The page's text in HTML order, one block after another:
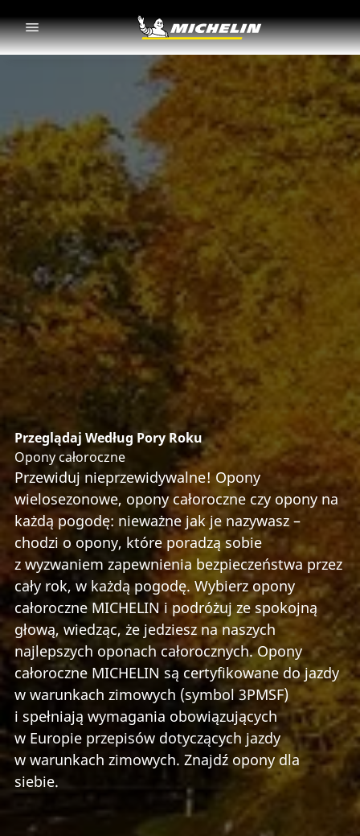
Przeglądaj Według Pory Roku
Opony całoroczne
Przewiduj nieprzewidywalne! Opony
wielosezonowe, opony całoroczne czy opony na
każdą pogodę: nieważne jak je nazywasz –
chodzi o opony, które poradzą sobie
z wyzwaniem zapewnienia bezpieczeństwa przez
cały rok, w każdą pogodę. Wybierz opony
całoroczne MICHELIN i podróżuj ze spokojną
głową, wiedząc, że jedziesz na naszych
najlepszych oponach całorocznych. Opony
całoroczne MICHELIN są certyfikowane do jazdy
w warunkach zimowych (symbol 3PMSF)
i spełniają wymagania obowiązujących
w Europie przepisów dotyczących jazdy
w warunkach zimowych. Znajdź opony dla
siebie.